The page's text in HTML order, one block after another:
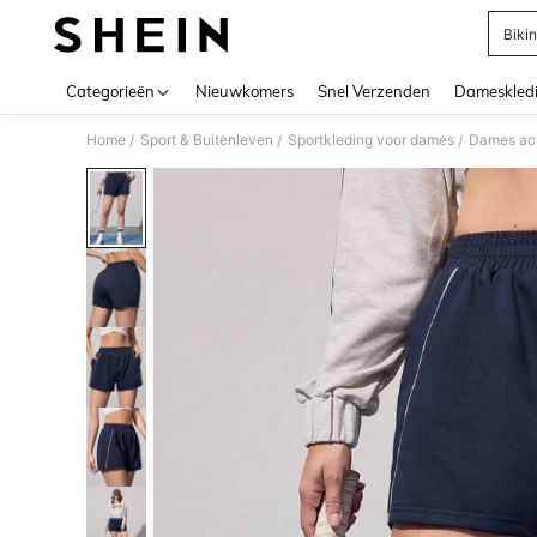
Categorieën Nieuwkomers Snel Verzenden
Home / Sport & Buitenleven / Sportkleding voor dames / Dames